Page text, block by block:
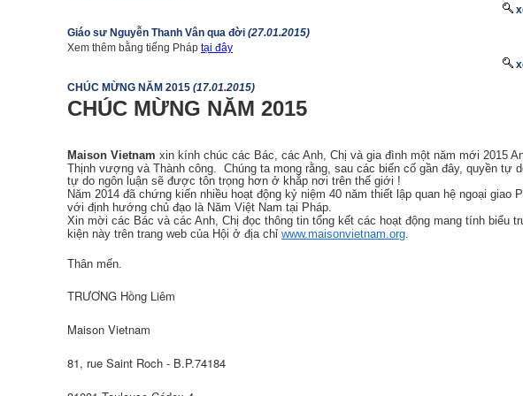
Giáo sư Nguyễn Thanh Vân qua đời (27.01.2015)
Xem thêm bằng tiếng Pháp tại đây
CHÚC MỪNG NĂM 2015 (17.01.2015)
CHÚC MỪNG NĂM 2015
Maison Vietnam xin kính chúc các Bác, các Anh, Chị và gia đình một năm mới 2015
Thịnh vượng và Thành công. Chúng ta mong rằng, sau các biến cố gần đây, quyền tự
tự do ngôn luận sẽ được tôn trọng hơn ở khắp nơi trên thế giới !
Năm 2014 đã chứng kiến nhiều hoạt động kỷ niệm 40 năm thiết lập quan hệ ngoại giao
với định hướng chủ đạo là Năm Việt Nam tại Pháp.
Xin mời các Bác và các Anh, Chị đọc thông tin tổng kết các hoạt động mang tính biểu
kiện này trên trang web của Hội ở địachỉ www.maisonvietnam.org.
Thân mến.
TRƯƠNG Hồng Liêm
Maison Vietnam
81, rue Saint Roch - B.P.74184